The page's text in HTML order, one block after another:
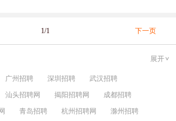
1/1 下一页
展开
广州招聘 深圳招聘
武汉招聘
汕头招聘网 揭阳招聘网
成都招聘
青岛招聘 杭州招聘网 滁州招聘